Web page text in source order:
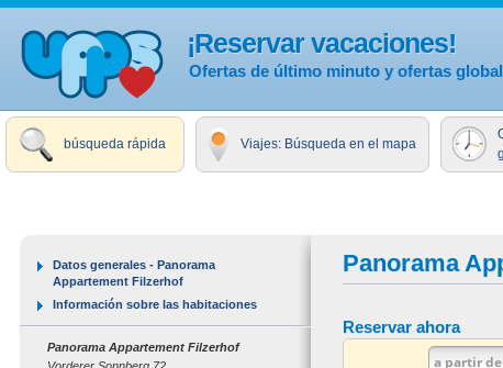
¡Reservar vacaciones!
Ofertas de último minuto y ofertas
búsqueda rápida Viajes: Búsqueda en el mapa
Panorama
Reservar ahora
Datos generales - Panorama
Appartement Filzerhof
Información sobre las habitaciones
Panorama Appartement Filzerhof